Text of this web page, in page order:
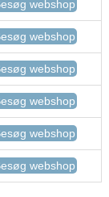
webshop
webshop
webshop
webshop
webshop
webshop